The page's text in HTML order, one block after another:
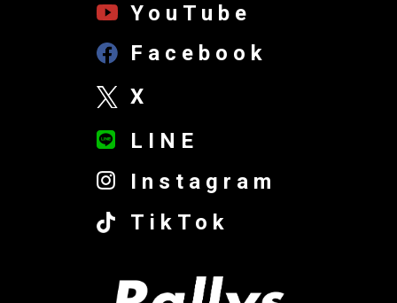
YouTube
Facebook
X
LINE
Instagram
TikTok